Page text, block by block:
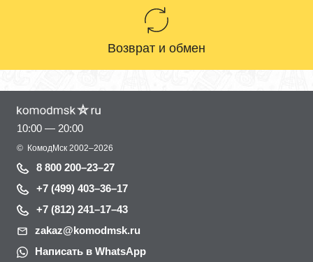
Возврат и обмен
10:00 — 20:00
© КомодМск 2002–2026
8 800 200–23–27
+7 (499) 403–36–17
+7 (812) 241–17–43
zakaz@komodmsk.ru
Написать в WhatsApp